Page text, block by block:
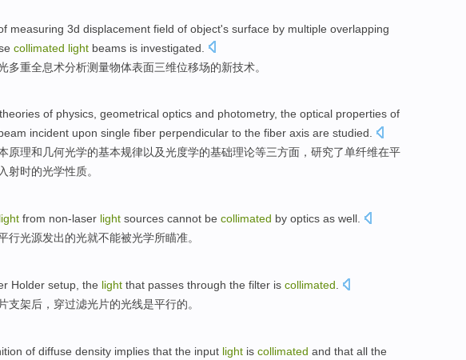
measuring 3d displacement field of object's surface by multiple overlapping
collimated light beams is investigated
多重全息术分析测量物体表面三维位移场的新技术。
theories of physics, geometrical optics and photometry, the optical properties of
incident upon single fiber perpendicular to the fiber axis are studied.
原理和几何光学的基本规律以及光度学的基础理论等三方面， 研究了单纤维在平
入射时的光学性质。
light from non-laser light sources cannot be collimated by optics as well.
行光源发出的光就不能被光学所瞄准。
Holder setup , the light that passes through the filter is collimated
片支架后，穿过滤光片的光线是平行的。
of diffuse density implies that the input light is collimated and that all the